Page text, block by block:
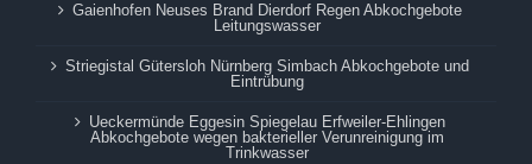
Gaienhofen Neuses Brand Dierdorf Regen Abkochgebote
Leitungswasser
Striegistal Gütersloh Nürnberg Simbach Abkochgebote und
Eintrübung
Ueckermünde Eggesin Spiegelau Erfweiler-Ehlingen
Abkochgebote wegen bakterieller Verunreinigung im
Trinkwasser